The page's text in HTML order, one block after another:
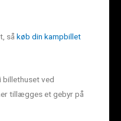
så køb din kampbillet
billethuset ved
tillægges et gebyr på